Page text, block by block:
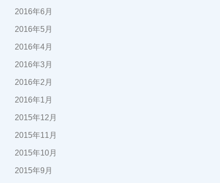
2016年6月
2016年5月
2016年4月
2016年3月
2016年2月
2016年1月
2015年12月
2015年11月
2015年10月
2015年9月